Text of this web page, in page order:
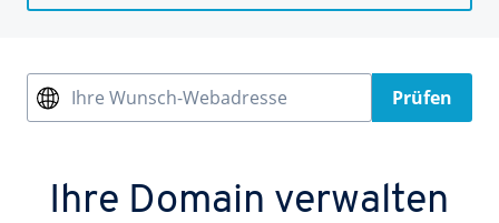
Ihre Wunsch-Webadresse Prüfen
Ihre Domain verwalten